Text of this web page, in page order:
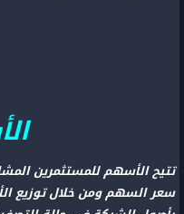
تتيح الأسهم للمستثمرين
سعر السهم ومن خلال توزيع